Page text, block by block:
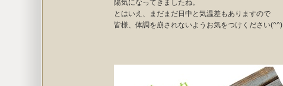
陽気になってきましたね。
とはいえ、まだまだ日中と気温差もありますので
皆様、体調を崩されないようお気をつけください(^^)